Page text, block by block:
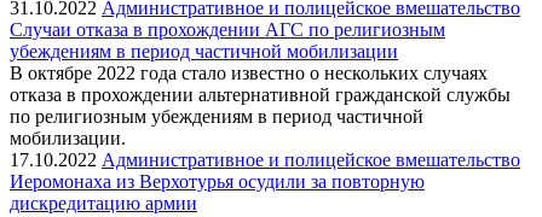
31.10.2022 Административное и полицейское вмешательство
Случаи отказа в прохождении АГС по религиозным
убеждениям в период частичной мобилизации
В октябре 2022 года стало известно о нескольких случаях
отказа в прохождении альтернативной гражданской службы
по религиозным убеждениям в период частичной
мобилизации.
17.10.2022 Административное и полицейское вмешательство
Иеромонаха из Верхотурья осудили за повторную
дискредитацию армии